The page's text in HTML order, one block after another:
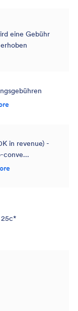
eine Gebühr
in revenue) -
conve...
25c*